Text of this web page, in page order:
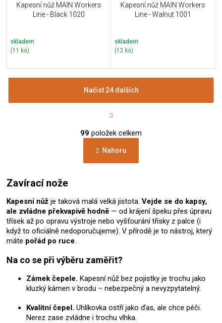
Kapesní nůž MAIN Workers
Line - Black 1020
skladem
(11 ks)
Kapesní nůž MAIN Workers
Line - Walnut 1001
skladem
(12 ks)
v
á
d
p
r
v
k
y
ý
p
i
s
u
Načíst 24 dalších
t
á
n
k
v
99 položek celkem
Nahoru
Zavírací nože
Kapesní nůž je taková malá velká jistota. Vejde se do kapsy,
ale zvládne překvapivě hodně — od krájení špeku přes úpravu
třísek až po opravu výstroje nebo vyšťourání třísky z palce (i
když to oficiálně nedoporučujeme). V přírodě je to nástroj, který
máte pořád po ruce.
Na co se při výběru zaměřit?
Zámek čepele. Kapesní nůž bez pojistky je trochu jako
kluzký kámen v brodu – nebezpečný a nevyzpytatelný.
Kvalitní čepel. Uhlíkovka ostří jako ďas, ale chce péči.
Nerez zase zvládne i trochu vlhka.